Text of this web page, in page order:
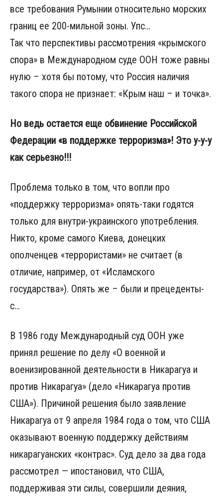
все требования Румынии относительно морских
границ ее 200-мильной зоны. Упс…
Так что перспективы рассмотрения «крымского
спора» в Международном суде ООН тоже равны
нулю – хотя бы потому, что Россия наличия
такого спора не признает: «Крым наш – и точка».
Но ведь остается еще обвинение Российской
Федерации «в поддержке терроризма»! Это у-у-у
как серьезно!!!
Проблема только в том, что вопли про
«поддержку терроризма» опять-таки годятся
только для внутри-украинского употребления.
Никто, кроме самого Киева, донецких
ополченцев «террористами» не считает (в
отличие, например, от «Исламского
государства»). Опять же – были и прецеденты-
с…
В 1986 году Международный суд ООН уже
принял решение по делу «О военной и
военизированной деятельности в Никарагуа и
против Никарагуа» (дело «Никарагуа против
США»). Причиной решения было заявление
Никарагуа от 9 апреля 1984 года о том, что США
оказывают военную поддержку действиям
никарагуанских «контрас». Суд дело за два года
рассмотрел — ипостановил, что США,
поддерживая эти силы, совершили деяния,